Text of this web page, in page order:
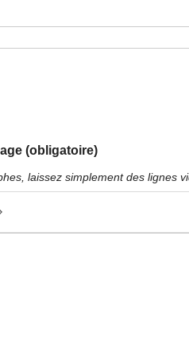
(obligatoire)
laissez simplement des lignes